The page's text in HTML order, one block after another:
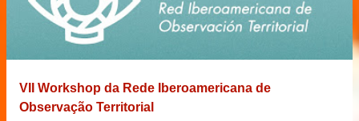
VII Workshop da Rede Iberoamericana de
Observação Territorial